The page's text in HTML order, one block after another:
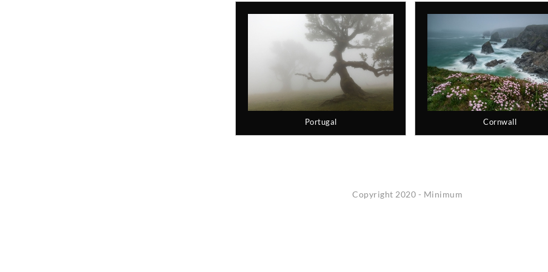
Portugal Cornwall
Copyright 2020 - Minimum